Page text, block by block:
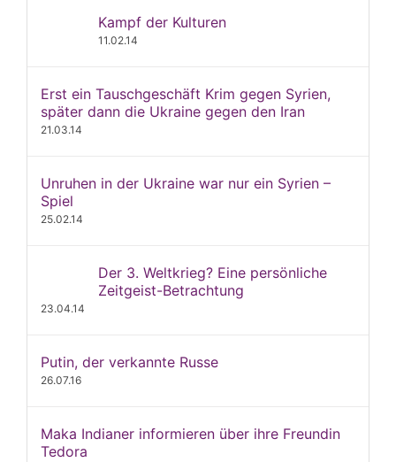
Kampf der Kulturen
11.02.14
Erst ein Tauschgeschäft Krim gegen Syrien,
später dann die Ukraine gegen den Iran
21.03.14
Unruhen in der Ukraine war nur ein Syrien –
Spiel
25.02.14
Der 3. Weltkrieg? Eine persönliche
Zeitgeist-Betrachtung
23.04.14
Putin, der verkannte Russe
26.07.16
Maka Indianer informieren über ihre Freundin
Tedora